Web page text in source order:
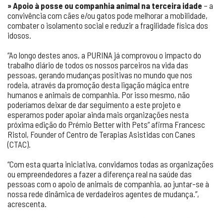
» Apoio à posse ou companhia animal na terceira idade – a
convivência com cães e/ou gatos pode melhorar a mobilidade,
combater o isolamento social e reduzir a fragilidade física dos
idosos.
“Ao longo destes anos, a PURINA já comprovou o impacto do
trabalho diário de todos os nossos parceiros na vida das
pessoas, gerando mudanças positivas no mundo que nos
rodeia, através da promoção desta ligação mágica entre
humanos e animais de companhia. Por isso mesmo, não
poderíamos deixar de dar seguimento a este projeto e
esperamos poder apoiar ainda mais organizações nesta
próxima edição do Prémio Better with Pets” afirma Francesc
Ristol, Founder of Centro de Terapias Asistidas con Canes
(CTAC).
“Com esta quarta iniciativa, convidamos todas as organizações
ou empreendedores a fazer a diferença real na saúde das
pessoas com o apoio de animais de companhia, ao juntar-se à
nossa rede dinâmica de verdadeiros agentes de mudança.”,
acrescenta.